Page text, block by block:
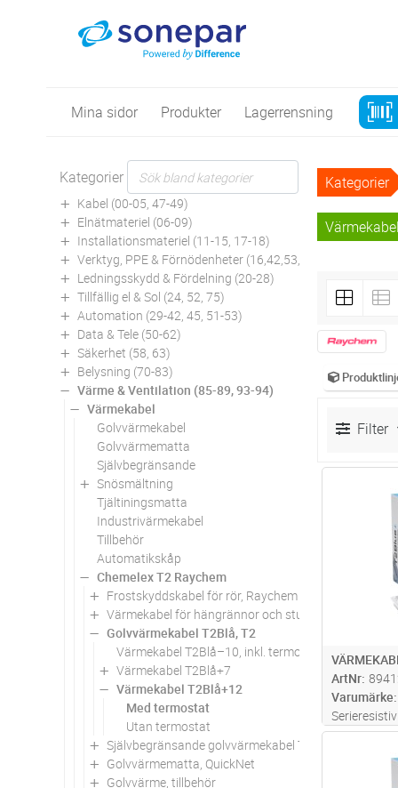
Mina sidor Produkter Lagerrensning
Kategorier
Kabel (00-05, 47-49)
Elnätmateriel (06-09)
Installationsmateriel (11-15, 17-18)
Verktyg, PPE & Förnödenheter (16,42,53,94)
Ledningsskydd & Fördelning (20-28)
Tillfällig el & Sol (24, 52, 75)
Automation (29-42, 45, 51-53)
Data & Tele (50-62)
Säkerhet (58, 63)
Belysning (70-83)
Värme & Ventilation (85-89, 93-94)
Värmekabel
Golvvärmekabel
Golvvärmematta
Självbegränsande
Snösmältning
Tjältiningsmatta
Industrivärmekabel
Tillbehör
Automatikskåp
Chemelex T2 Raychem
Frostskyddskabel för rör, Raychem
Värmekabel för hängrännor och stuprör, Raychem
Golvvärmekabel T2Blå, T2
Värmekabel T2Blå–10, inkl. termostat för tunna
Värmekabel T2Blå+7
Värmekabel T2Blå+12
Med termostat
Utan termostat
Självbegränsande golvvärmekabel T2Röd, T2
Golvvärmematta, QuickNet
Golvvärme, tillbehör
Kategorier
Filter
ArtNr
Varumärke
Diameter:
(2,5 m).
och har